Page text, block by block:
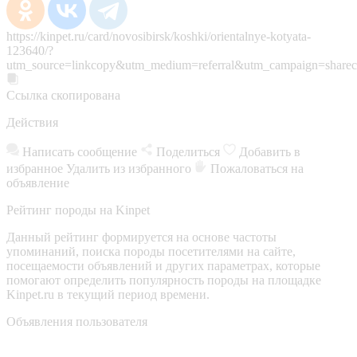
https://kinpet.ru/card/novosibirsk/koshki/orientalnye-kotyata-
123640/?
Ссылка скопирована
Действия
Написать сообщение Поделиться
Добавить в
избранное Удалить из избранного
Пожаловаться на
объявление
Рейтинг породы на Kinpet
Данный рейтинг формируется на основе частоты
упоминаний, поиска породы посетителями на сайте,
посещаемости объявлений и других параметрах, которые
помогают определить популярность породы на площадке
Kinpet.ru в текущий период времени.
Объявления пользователя